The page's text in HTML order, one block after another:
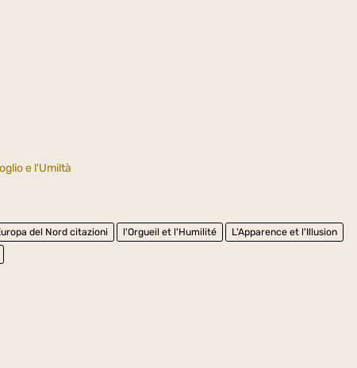
e l'Umiltà
del Nord citazioni l'Orgueil et l'Humilité L'Apparence et l'Illusion